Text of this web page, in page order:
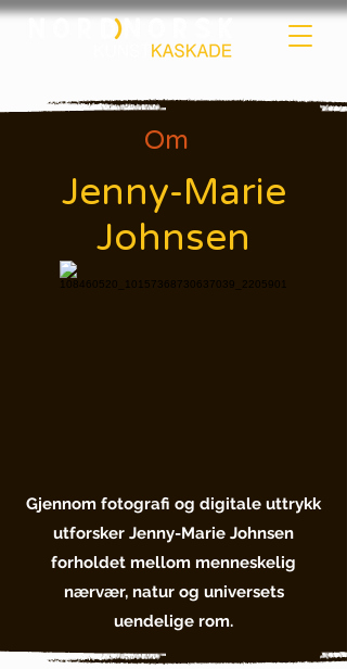
Om
Jenny-Marie
Johnsen
Gjennom fotografi og digitale uttrykk
utforsker Jenny-Marie Johnsen
forholdet mellom menneskelig
nærvær, natur og universets
uendelige rom.